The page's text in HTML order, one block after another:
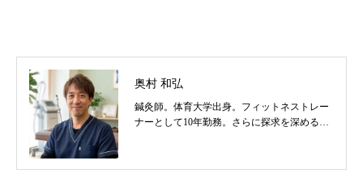
奥村 和弘
鍼灸師。体育大学出身。フィットネストレー
ナーとして10年勤務。さらに探求を深めるべ
の他顔鍼など様々な症状の施術に日々、奔走